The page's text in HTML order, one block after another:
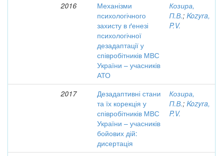
2016
Механізми
психологічного
захисту в ґенезі
психологічної
дезадаптації у
співробітників МВС
України – учасників
АТО
Козира,
П.В.; Kozyra,
P.V.
2017
Дезадаптивні стани
та їх корекція у
співробітників МВС
України – учасників
бойових дій:
дисертація
Козира,
П.В.; Kozyra,
P.V.